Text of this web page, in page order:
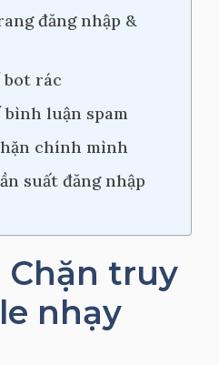
đăng nhập &
bot rác
bình luận spam
chính mình
suất đăng nhập
Chặn truy
nhạy